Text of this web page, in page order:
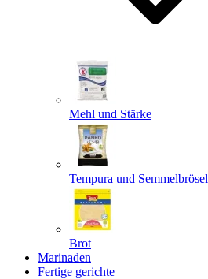
Mehl und Stärke
Tempura und Semmelbrösel
Brot
Marinaden
Fertige gerichte